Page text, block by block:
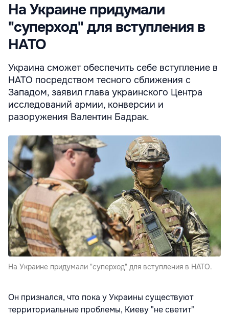
На Украине придумали
"суперход" для вступления в
НАТО
Украина сможет обеспечить себе вступление в
НАТО посредством тесного сближения с
Западом, заявил глава украинского Центра
исследований армии, конверсии и
разоружения Валентин Бадрак.
На Украине придумали "суперход" для вступления в НАТО.
Он признался, что пока у Украины существуют
территориальные проблемы, Киеву "не светит"